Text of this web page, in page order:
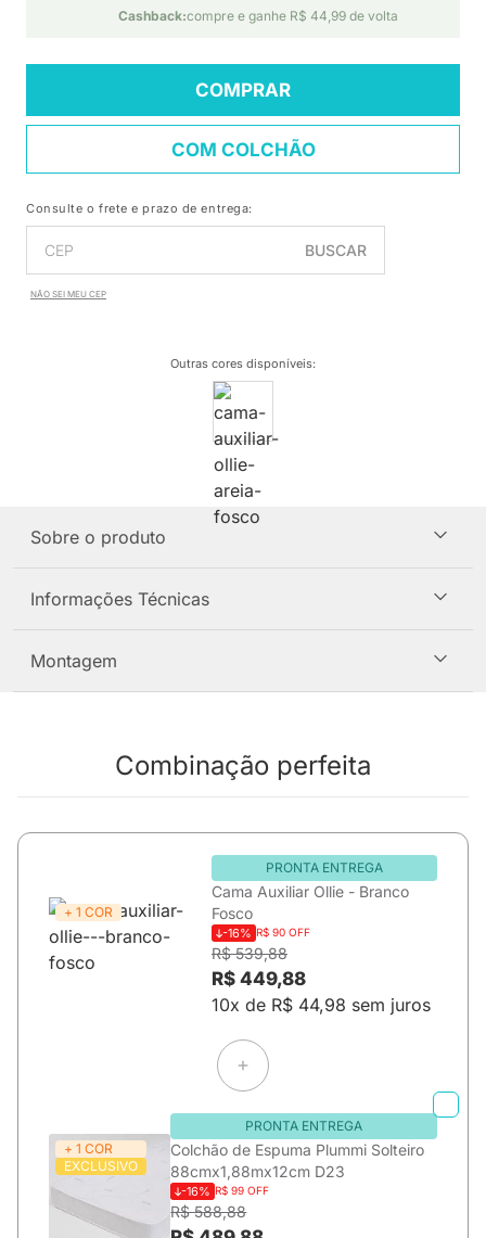
Cashback:compre e ganhe R$ 44,99 de volta
COMPRAR
COM COLCHÃO
Consulte o frete e prazo de entrega:
BUSCAR
NÃO SEI MEU CEP
Outras cores disponíveis:
Sobre o produto
Informações Técnicas
Montagem
Combinação perfeita
+ 1 COR
PRONTA ENTREGA
Cama Auxiliar Ollie - Branco
Fosco
-16% R$ 90 OFF
R$ 539,88
R$ 449,88
10x de R$ 44,98 sem juros
+ 1 COR
EXCLUSIVO
PRONTA ENTREGA
Colchão de Espuma Plummi Solteiro
88cmx1,88mx12cm D23
-16% R$ 99 OFF
R$ 588,88